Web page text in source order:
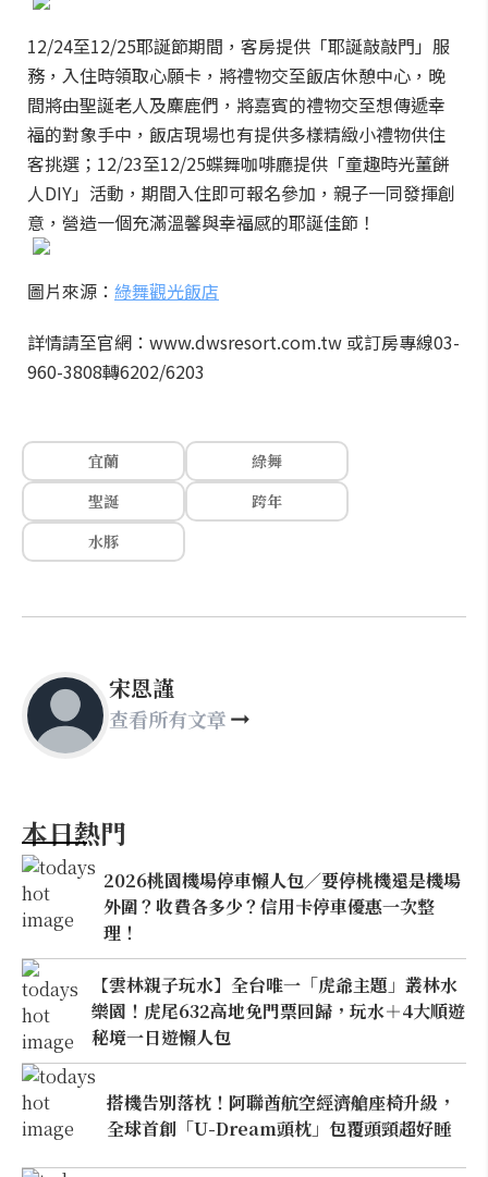
12/24至12/25耶誕節期間，客房提供「耶誕敲敲門」服
務，入住時領取心願卡，將禮物交至飯店休憩中心，晚
間將由聖誕老人及麋鹿們，將嘉賓的禮物交至想傳遞幸
福的對象手中，飯店現場也有提供多樣精緻小禮物供住
客挑選；12/23至12/25蝶舞咖啡廳提供「童趣時光薑餅
人DIY」活動，期間入住即可報名參加，親子一同發揮創
意，營造一個充滿溫馨與幸福感的耶誕佳節！
圖片來源： 綠舞觀光飯店
詳情請至官網：www.dwsresort.com.tw 或訂房專線03-
960-3808轉6202/6203
宜蘭
綠舞
聖誕
跨年
水豚
宋恩謹
查看所有文章
本日熱門
2026桃園機場停車懶人包／要停桃機還是機場
外圍？收費各多少？信用卡停車優惠一次整
理！
【雲林親子玩水】全台唯一「虎爺主題」叢林水
樂園！虎尾632高地免門票回歸，玩水＋4大順遊
秘境一日遊懶人包
搭機告別落枕！阿聯酋航空經濟艙座椅升級，
全球首創「U-Dream頭枕」包覆頭頸超好睡